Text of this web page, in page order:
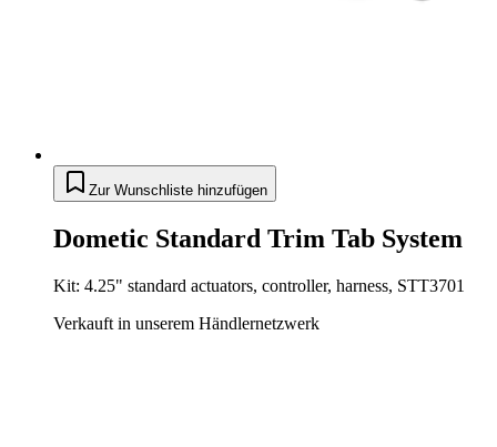
Zur Wunschliste hinzufügen
Dometic Standard Trim Tab System
Kit: 4.25" standard actuators, controller, harness, STT3701
Verkauft in unserem Händlernetzwerk